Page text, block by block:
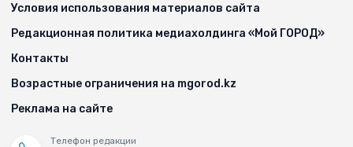
Условия использования материалов сайта
Редакционная политика медиахолдинга «Мой ГОРОД»
Контакты
Возрастные ограничения на mgorod.kz
Реклама на сайте
Телефон редакции